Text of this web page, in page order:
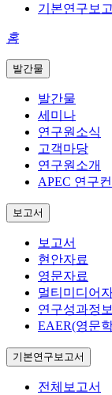
기본연구보
홈
발간물
발간물
세미나
연구원소식
고객마당
연구원소개
APEC 연구
보고서
보고서
현안자료
영문자료
멀티미디어
연구성과정보
EAER(영문
기본연구보고서
전체보고서